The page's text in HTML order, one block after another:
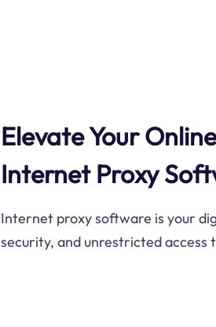
Elevate Your
Internet Proxy
Internet proxy software is your
security, and unrestricted access